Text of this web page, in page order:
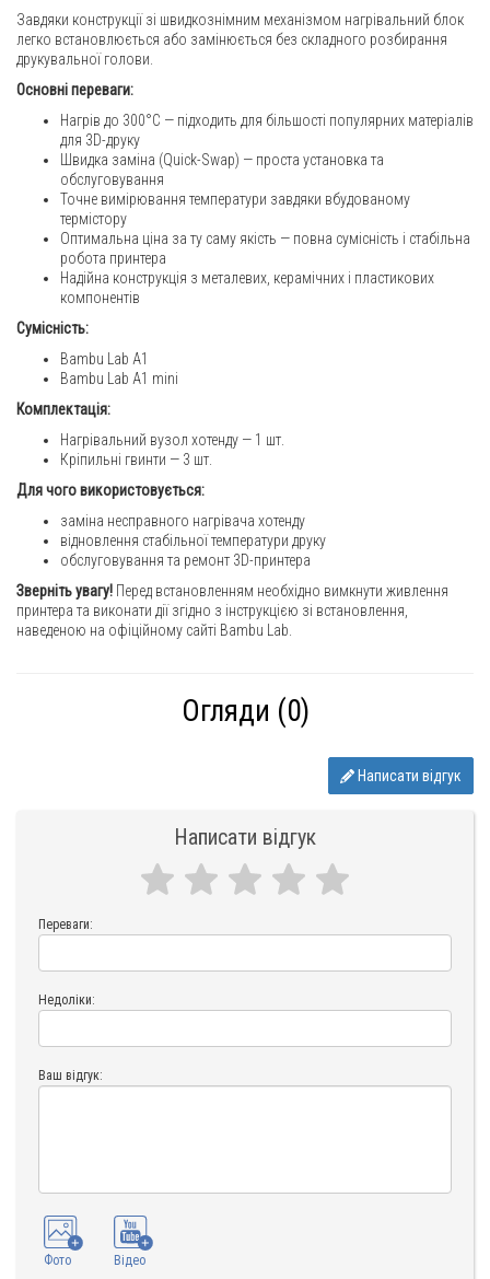
Завдяки конструкції зі швидкознімним механізмом нагрівальний блок
легко встановлюється або замінюється без складного розбирання
друкувальної голови.
Основні переваги:
Нагрів до 300°C — підходить для більшості популярних матеріалів
для 3D-друку
Швидка заміна (Quick-Swap) — проста установка та
обслуговування
Точне вимірювання температури завдяки вбудованому
термістору
Оптимальна ціна за ту саму якість — повна сумісність і стабільна
робота принтера
Надійна конструкція з металевих, керамічних і пластикових
компонентів
Сумісність:
Bambu Lab A1
Bambu Lab A1 mini
Комплектація:
Нагрівальний вузол хотенду — 1 шт.
Кріпильні гвинти — 3 шт.
Для чого використовується:
заміна несправного нагрівача хотенду
відновлення стабільної температури друку
обслуговування та ремонт 3D-принтера
Зверніть увагу! Перед встановленням необхідно вимкнути живлення
принтера та виконати дії згідно з інструкцією зі встановлення,
наведеною на офіційному сайті Bambu Lab.
Огляди (0)
Написати відгук
Написати відгук
Переваги:
Недоліки:
Ваш відгук:
Фото Відео